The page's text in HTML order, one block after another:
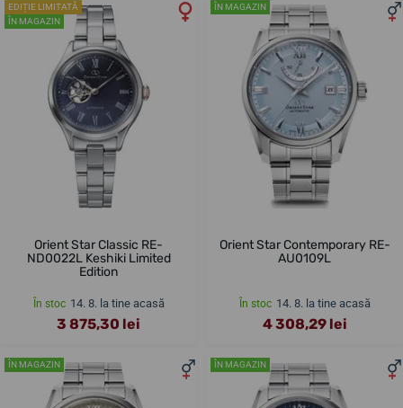
EDIȚIE LIMITATĂ
ÎN MAGAZIN
Orient Star Classic RE-
ND0022L Keshiki Limited
Edition
În stoc 14. 8. la tine acasă
3 875,30 lei
ÎN MAGAZIN
Orient Star Contemporary RE-
AU0109L
În stoc 14. 8. la tine acasă
4 308,29 lei
ÎN MAGAZIN ÎN MAGAZIN